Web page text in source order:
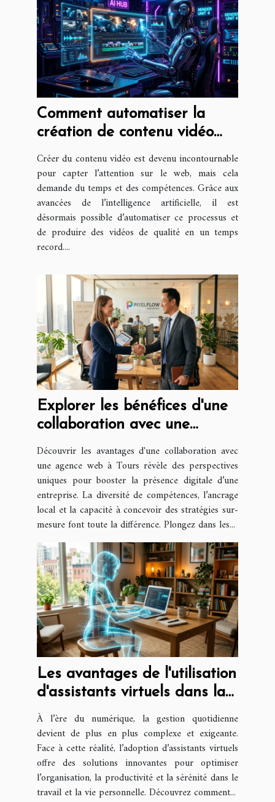
Comment automatiser la
création de contenu vidéo
avec l'IA ?
Créer du contenu vidéo est devenu incontournable
pour capter l’attention sur le web, mais cela
demande du temps et des compétences. Grâce aux
avancées de l’intelligence artificielle, il est
désormais possible d’automatiser ce processus et
de produire des vidéos de qualité en un temps
record....
Explorer les bénéfices d'une
collaboration avec une
agence web à Tours
Découvrir les avantages d'une collaboration avec
une agence web à Tours révèle des perspectives
uniques pour booster la présence digitale d’une
entreprise. La diversité de compétences, l’ancrage
local et la capacité à concevoir des stratégies sur-
mesure font toute la différence. Plongez dans les...
Les avantages de l'utilisation
d'assistants virtuels dans la
gestion quotidienne
À l’ère du numérique, la gestion quotidienne
devient de plus en plus complexe et exigeante.
Face à cette réalité, l’adoption d’assistants virtuels
offre des solutions innovantes pour optimiser
l’organisation, la productivité et la sérénité dans le
travail et la vie personnelle. Découvrez comment...